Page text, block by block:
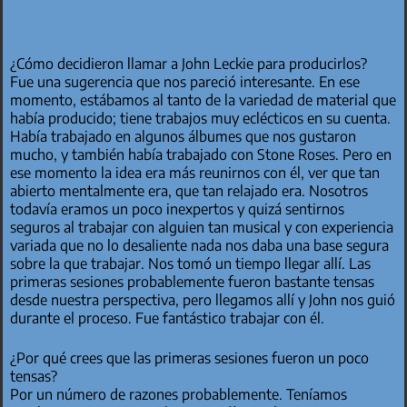
¿Cómo decidieron llamar a John Leckie para producirlos?
Fue una sugerencia que nos pareció interesante. En ese
momento, estábamos al tanto de la variedad de material que
había producido; tiene trabajos muy eclécticos en su cuenta.
Había trabajado en algunos álbumes que nos gustaron
mucho, y también había trabajado con Stone Roses. Pero en
ese momento la idea era más reunirnos con él, ver que tan
abierto mentalmente era, que tan relajado era. Nosotros
todavía eramos un poco inexpertos y quizá sentirnos
seguros al trabajar con alguien tan musical y con experiencia
variada que no lo desaliente nada nos daba una base segura
sobre la que trabajar. Nos tomó un tiempo llegar allí. Las
primeras sesiones probablemente fueron bastante tensas
desde nuestra perspectiva, pero llegamos allí y John nos guió
durante el proceso. Fue fantástico trabajar con él.
¿Por qué crees que las primeras sesiones fueron un poco
tensas?
Por un número de razones probablemente. Teníamos